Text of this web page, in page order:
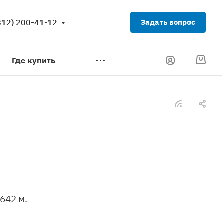
200-41-12 Задать вопрос
Где купить
м.